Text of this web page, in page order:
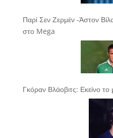
Παρί Σεν Ζερμέν -Άστον
στο Mega
Γκόραν Βλάοβιτς: Εκείνο